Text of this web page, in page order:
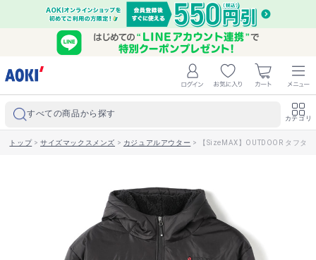
すべての商品から探す カテゴリ
トップ>サイズマックスメンズ > カジュアルアウター > 【SizeMAX】OUTDOOR タフタ